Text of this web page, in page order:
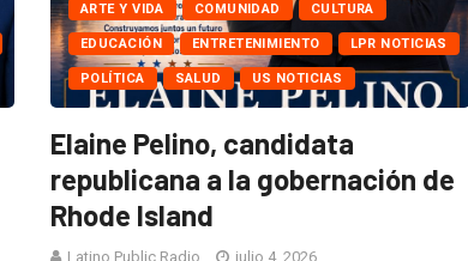
ARTE Y VIDA COMUNIDAD CULTURA
EDUCACIÓN ENTRETENIMIENTO LPR NOTICIAS
POLÍTICA SALUD US NOTICIAS
Elaine Pelino, candidata
republicana a la gobernación de
Rhode Island
Latino Public Radio julio 4, 2026